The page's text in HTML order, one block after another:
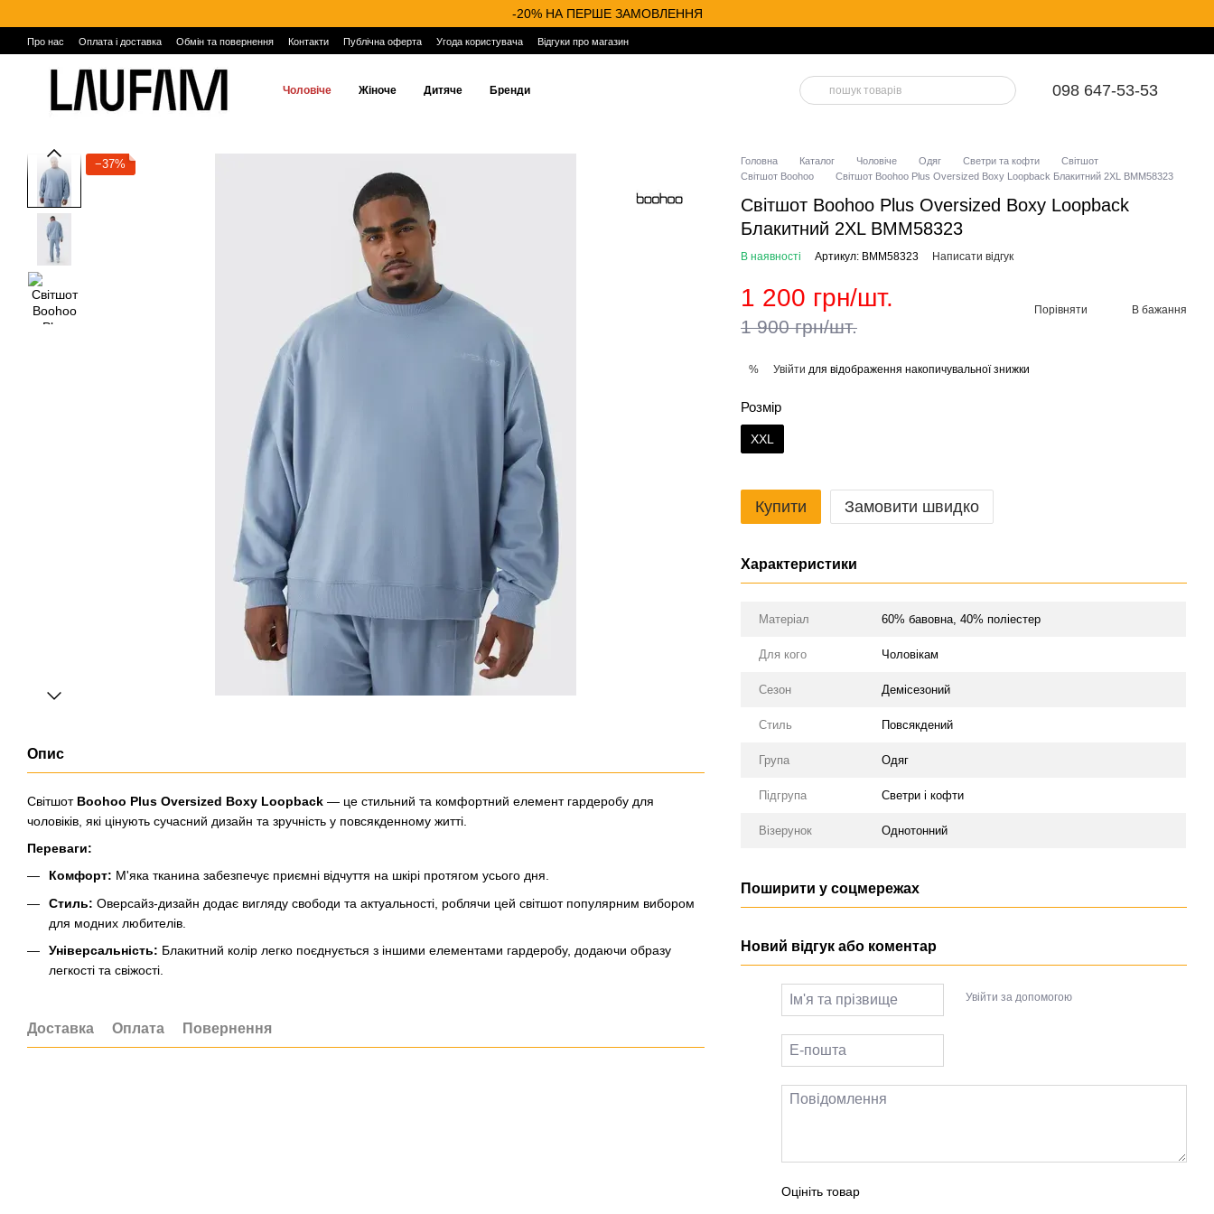
-20% НА ПЕРШЕ ЗАМОВЛЕННЯ
Про нас Оплата і доставка Обмін та повернення Контакти Публічна оферта Угода користувача Відгуки про магазин
Чоловіче Жіноче Дитяче Бренди 098 647-53-53
−37%
Опис
​Світшот Boohoo Plus Oversized Boxy Loopback — це стильний та комфортний елемент гардеробу для
чоловіків, які цінують сучасний дизайн та зручність у повсякденному житті.
Переваги:
Комфорт: М'яка тканина забезпечує приємні відчуття на шкірі протягом усього дня.
Стиль: Оверсайз-дизайн додає вигляду свободи та актуальності, роблячи цей світшот популярним вибором
для модних любителів.
Універсальність: Блакитний колір легко поєднується з іншими елементами гардеробу, додаючи образу
легкості та свіжості.
Доставка Оплата Повернення
Головна Каталог Чоловіче Одяг Светри та кофти
Світшот
Світшот Boohoo
Світшот Boohoo Plus Oversized Boxy Loopback Блакитний 2XL BMM58323
Світшот Boohoo Plus Oversized Boxy Loopback
Блакитний 2XL BMM58323
В наявності Артикул: BMM58323 Написати відгук
1 200 грн/шт.
1 900 грн/шт.
Порівняти В бажання
% Увійти для відображення накопичувальної знижки
Розмір
XXL
Купити Замовити швидко
Характеристики
Матеріал 60% бавовна, 40% поліестер
Для кого Чоловікам
Сезон Демісезоний
Стиль Повсякдений
Група Одяг
Підгрупа Светри і кофти
Візерунок Однотонний
Поширити у соцмережах
Новий відгук або коментар
Увійти за допомогою
Оцініть товар